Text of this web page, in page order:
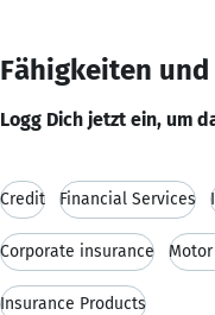
Fähigkeiten
Logg Dich jetzt ein, um
Credit Financial Services
Corporate insurance
Insurance Products